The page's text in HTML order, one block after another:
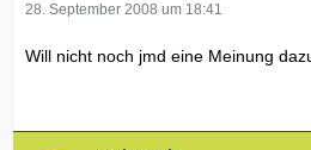
28. September 2008 um 18:41
Will nicht noch jmd eine Meinung